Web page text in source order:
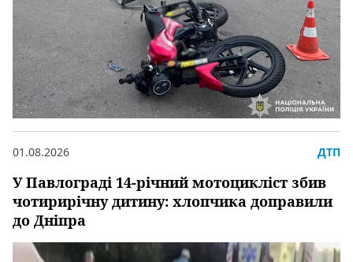
У Павлограді 14-річний мотоцикліст збив
чотирирічну дитину: хлопчика доправили
до Дніпра
01.08.2026 ДТП